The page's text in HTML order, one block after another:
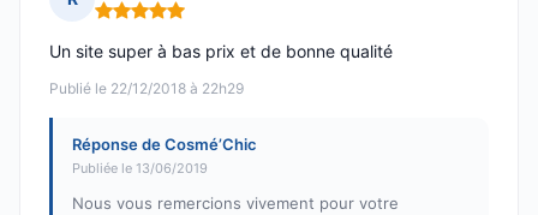
Note : 5 sur 5
Publié le 22/12/2018 à 22h29
Un site super à bas prix et de bonne qualité
Réponse de Cosmé’Chic
Publiée le 13/06/2019
Nous vous remercions vivement pour votre